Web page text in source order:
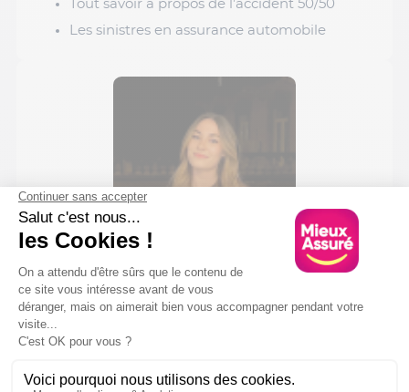
Tout savoir à propos de l’accident 50/50
Les sinistres en assurance automobile
Manuela Ferreira
Mon rôle de Chargée de Communication
Marketing chez Mieux Assuré : concevoir et
déployer des actions stratégiques et créatives
communauté !